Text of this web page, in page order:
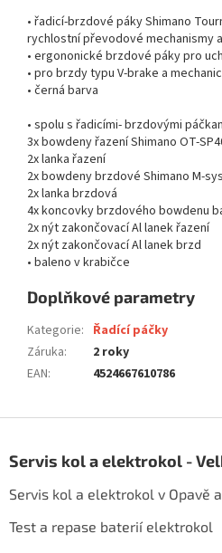
• řadicí-brzdové páky Shimano
rychlostní převodové mechanismy
• ergononické brzdové páky pro
• pro brzdy typu V-brake a
• černá barva
• spolu s řadicími- brzdovými
3x bowdeny řazení Shimano OT-
2x lanka řazení
2x bowdeny brzdové Shimano M-
2x lanka brzdová
4x koncovky brzdového bowdenu
2x nýt zakončovací Al lanek řazení
2x nýt zakončovací Al lanek brzd
• baleno v krabičce
Doplňkové parametry
Kategorie: Řadící páčky
Záruka:
2 roky
EAN: 4524667610786
pServis kol a elektrokol -
Servis kol a elektrokol v Opavě
Test a repase baterií elektrokol